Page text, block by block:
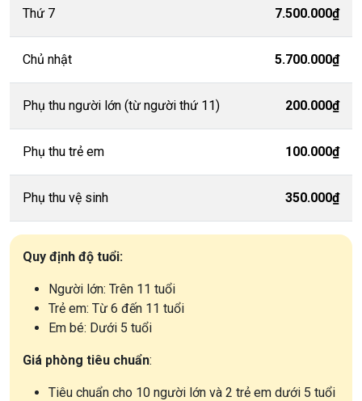
Thứ 7 7.500.000₫
Chủ nhật 5.700.000₫
Phụ thu người lớn (từ người thứ 11) 200.000₫
Phụ thu trẻ em 100.000₫
Phụ thu vệ sinh 350.000₫
Quy định độ tuổi:
Người lớn: Trên 11 tuổi
Trẻ em: Từ 6 đến 11 tuổi
Em bé: Dưới 5 tuổi
Giá phòng tiêu chuẩn:
Tiêu chuẩn cho 10 người lớn và 2 trẻ em dưới 5 tuổi